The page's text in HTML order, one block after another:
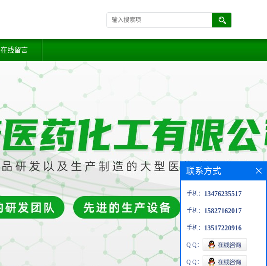
在线留言
联系方式
手机： 13476235517
手机： 15827162017
手机： 13517220916
Q Q：
Q Q：